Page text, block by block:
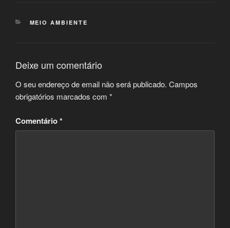
CATEGORIAS
MEIO AMBIENTE
Deixe um comentário
O seu endereço de email não será publicado. Campos
obrigatórios marcados com *
Comentário*